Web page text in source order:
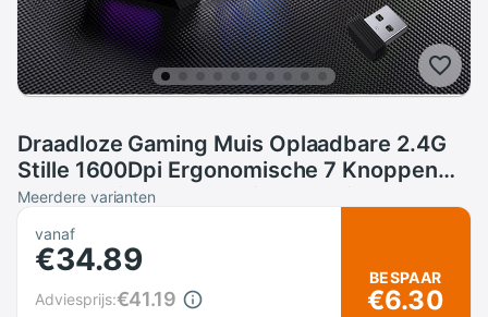
Draadloze Gaming Muis Oplaadbare 2.4G
Stille 1600Dpi Ergonomische 7 Knoppen
Led Backlight Usb Optische Muis Gamer
Voor Pc/Laptop
Meerdere varianten
vanaf
€34.89
Adviesprijs:€41.19
BESPAAR
€6.30